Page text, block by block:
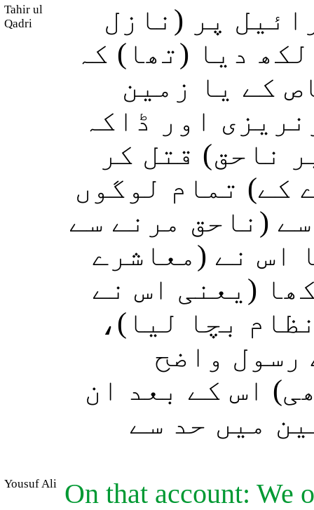
Tahir ul
Qadri
پر (نازل
دیا (تھا) کہ
کے یا زمین
اور ڈاکہ
ناحق) قتل کر
کے) تمام لوگوں
(ناحق مرنے سے
اس نے (معاشرے
(یعنی اس نے
بچا لیا)،
رسول واضح
اس کے بعد ان
میں حد سے
Yousuf Ali
On that account: We